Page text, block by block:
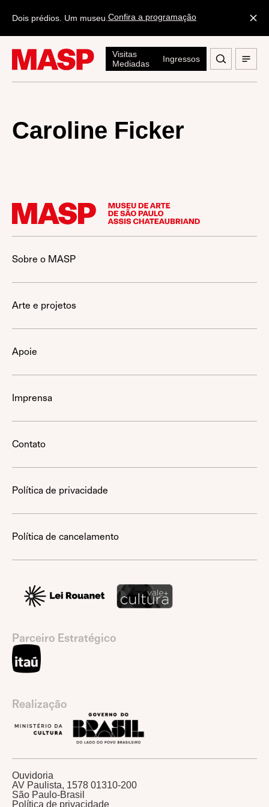
Dois prédios. Um museu. Confira a programação
Visitas
Mediadas
Ingressos
Caroline Ficker
Sobre o MASP
Arte e projetos
Apoie
Imprensa
Contato
Política de privacidade
Política de cancelamento
Parceiro Estratégico
Realização
Ouvidoria
AV Paulista, 1578 01310-200
São Paulo-Brasil
Política de privacidade